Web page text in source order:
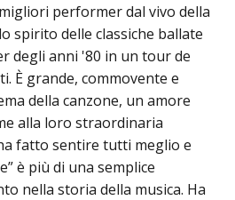
performer dal vivo della
spirito delle classiche ballate
degli anni '80 in un tour de
È grande, commovente e
della canzone, un amore
alla loro straordinaria
fatto sentire tutti meglio e
è più di una semplice
nella storia della musica. Ha